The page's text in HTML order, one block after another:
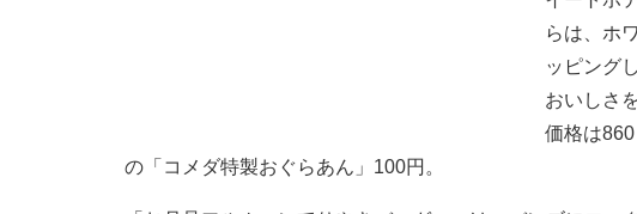
らは、ホ
ッピング
おいしさ
価格は
の「コメダ特製おぐらあん」100円。